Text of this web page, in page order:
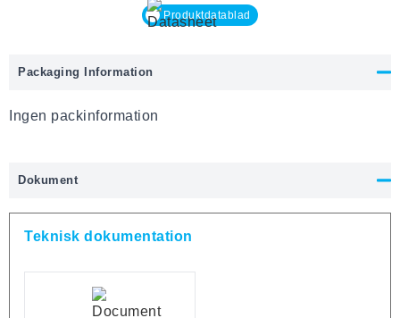
Produktdatablad
Packaging Information
Ingen packinformation
Dokument
Teknisk dokumentation